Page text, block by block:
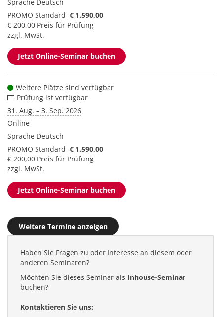
Sprache Deutsch
PROMO Standard € 1.590,00
€ 200,00 Preis für Prüfung
zzgl. MwSt.
Jetzt Online-Seminar buchen
Weitere Plätze sind verfügbar
Prüfung ist verfügbar
31. Aug. – 3. Sep. 2026
Online
Sprache Deutsch
PROMO Standard € 1.590,00
€ 200,00 Preis für Prüfung
zzgl. MwSt.
Jetzt Online-Seminar buchen
Weitere Termine anzeigen
Haben Sie Fragen zu oder Interesse an diesem oder
anderen Seminaren?
Möchten Sie dieses Seminar als Inhouse-Seminar
buchen?
Kontaktieren Sie uns: